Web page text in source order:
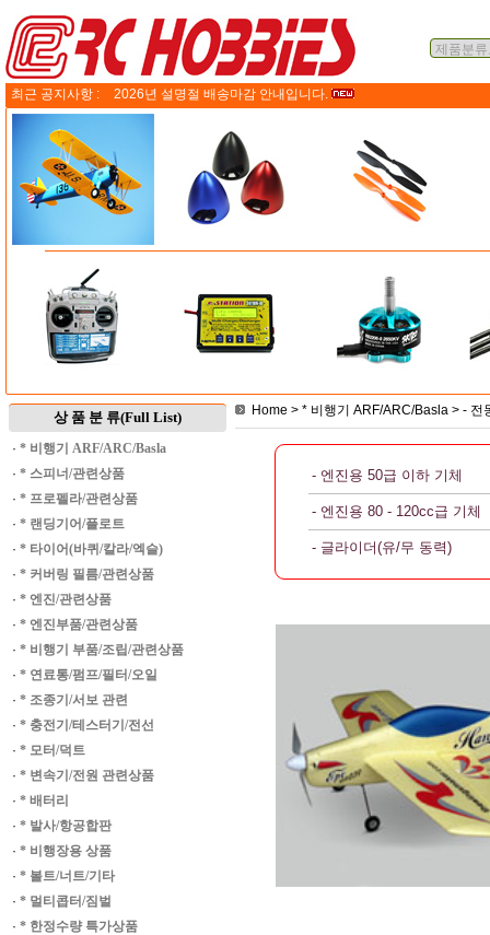
최근 공지사항 : 2026년 설명절 배송마감 안내입니다.
상 품 분 류(Full List)
· * 비행기 ARF/ARC/Basla
· * 스피너/관련상품
· * 프로펠라/관련상품
· * 랜딩기어/플로트
· * 타이어(바퀴/칼라/엑슬)
· * 커버링 필름/관련상품
· * 엔진/관련상품
· * 엔진부품/관련상품
· * 비행기 부품/조립/관련상품
· * 연료통/펌프/필터/오일
· * 조종기/서보 관련
· * 충전기/테스터기/전선
· * 모터/덕트
· * 변속기/전원 관련상품
· * 배터리
· * 발사/항공합판
· * 비행장용 상품
· * 볼트/너트/기타
· * 멀티콥터/짐벌
· * 한정수량 특가상품
Home > * 비행기 ARF/ARC/Basla > - 전
- 엔진용 50급 이하 기체
- 엔진용 80 - 120cc급 기체
- 글라이더(유/무 동력)